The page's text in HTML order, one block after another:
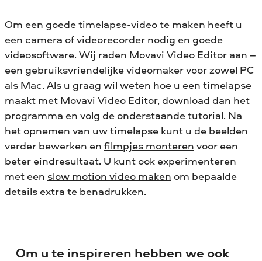
Om een goede timelapse-video te maken heeft u
een camera of videorecorder nodig en goede
videosoftware. Wij raden Movavi Video Editor aan –
een gebruiksvriendelijke videomaker voor zowel PC
als Mac. Als u graag wil weten hoe u een timelapse
maakt met Movavi Video Editor, download dan het
programma en volg de onderstaande tutorial. Na
het opnemen van uw timelapse kunt u de beelden
verder bewerken en filmpjes monteren voor een
beter eindresultaat. U kunt ook experimenteren
met een slow motion video maken om bepaalde
details extra te benadrukken.
Om u te inspireren hebben we ook